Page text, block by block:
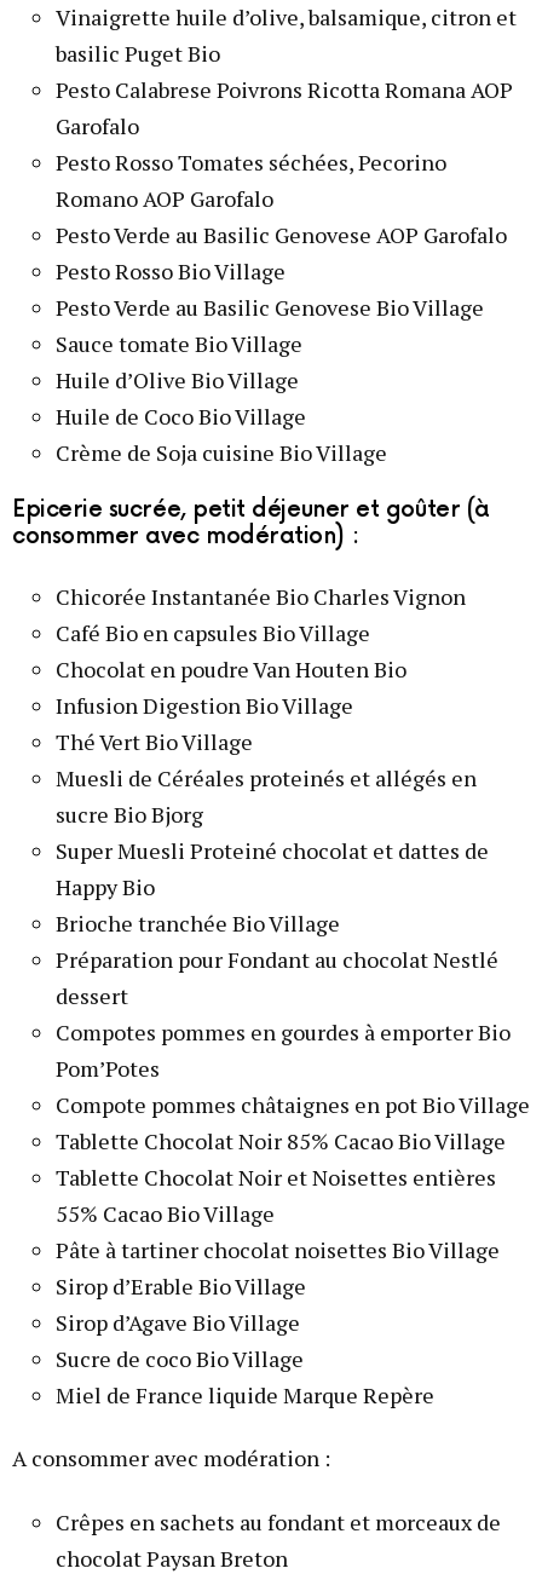
Vinaigrette huile d’olive, balsamique, citron et
basilic Puget Bio
Pesto Calabrese Poivrons Ricotta Romana AOP
Garofalo
Pesto Rosso Tomates séchées, Pecorino
Romano AOP Garofalo
Pesto Verde au Basilic Genovese AOP Garofalo
Pesto Rosso Bio Village
Pesto Verde au Basilic Genovese Bio Village
Sauce tomate Bio Village
Huile d’Olive Bio Village
Huile de Coco Bio Village
Crème de Soja cuisine Bio Village
Epicerie sucrée, petit déjeuner et goûter (à
consommer avec modération) :
Chicorée Instantanée Bio Charles Vignon
Café Bio en capsules Bio Village
Chocolat en poudre Van Houten Bio
Infusion Digestion Bio Village
Thé Vert Bio Village
Muesli de Céréales proteinés et allégés en
sucre Bio Bjorg
Super Muesli Proteiné chocolat et dattes de
Happy Bio
Brioche tranchée Bio Village
Préparation pour Fondant au chocolat Nestlé
dessert
Compotes pommes en gourdes à emporter Bio
Pom’Potes
Compote pommes châtaignes en pot Bio Village
Tablette Chocolat Noir 85% Cacao Bio Village
Tablette Chocolat Noir et Noisettes entières
55% Cacao Bio Village
Pâte à tartiner chocolat noisettes Bio Village
Sirop d’Erable Bio Village
Sirop d’Agave Bio Village
Sucre de coco Bio Village
Miel de France liquide Marque Repère
A consommer avec modération :
Crêpes en sachets au fondant et morceaux de
chocolat Paysan Breton